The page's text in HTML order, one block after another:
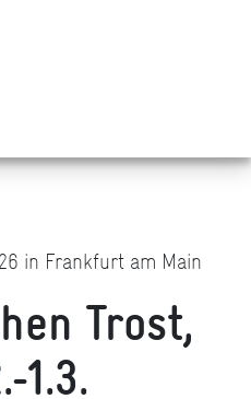
in Frankfurt am Main
Trost,
1.3.